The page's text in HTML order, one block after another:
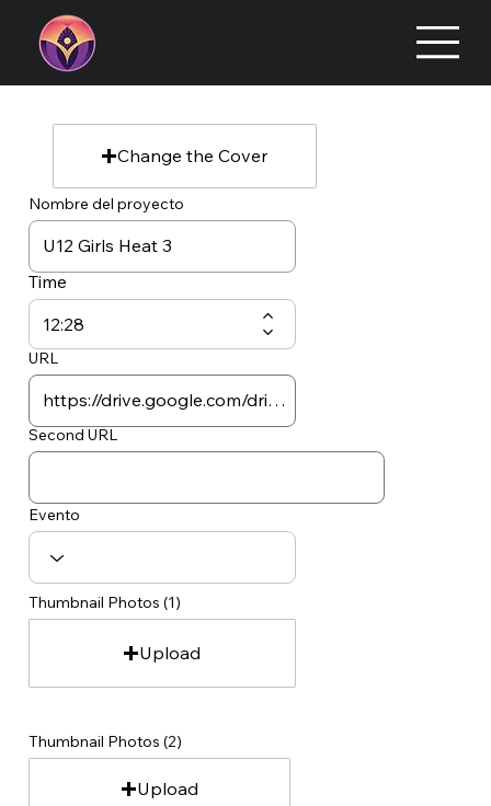
Change the Cover
Nombre del proyecto
Time
URL
Second URL
Evento
Thumbnail Photos (1)
Upload
Thumbnail Photos (2)
Upload